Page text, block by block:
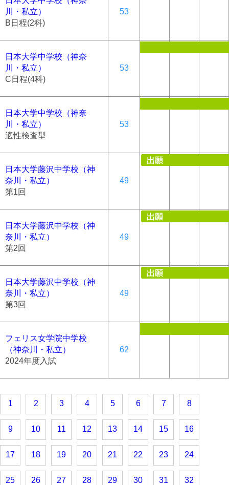
川・私立）
B日程(2科)
53
日本大学中学校（神奈
川・私立）
C日程(4科)
53
日本大学中学校（神奈
川・私立）
適性検査型
53
日本大学藤沢中学校（神
奈川・私立）
第1回
49
日本大学藤沢中学校（神
奈川・私立）
第2回
49
日本大学藤沢中学校（神
奈川・私立）
第3回
49
フェリス女学院中学校
（神奈川・私立）
2024年度入試
62
1 2 3 4 5 6 7 8
9 10 11 12 13 14 15 16
17 18 19 20 21 22 23 24
25 26 27 28 29 30 31 32